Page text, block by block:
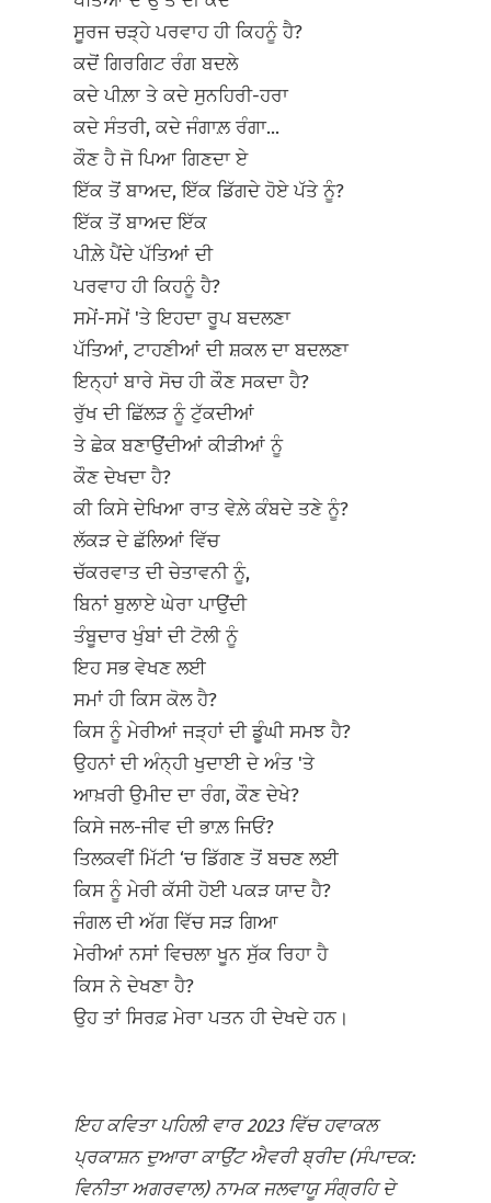
ਸੂਰਜ ਚੜ੍ਹੇ ਪਰਵਾਹ ਹੀ ਕਿਹਨੂੰ ਹੈ?
ਕਦੋਂ ਗਿਰਗਿਟ ਰੰਗ ਬਦਲੇ
ਕਦੇ ਪੀਲ਼ਾ ਤੇ ਕਦੇ ਸੁਨਹਿਰੀ-ਹਰਾ
ਕਦੇ ਸੰਤਰੀ, ਕਦੇ ਜੰਗਾਲ਼ ਰੰਗਾ...
ਕੌਣ ਹੈ ਜੋ ਪਿਆ ਗਿਣਦਾ ਏ
ਇੱਕ ਤੋਂ ਬਾਅਦ, ਇੱਕ ਡਿੱਗਦੇ ਹੋਏ ਪੱਤੇ ਨੂੰ?
ਇੱਕ ਤੋਂ ਬਾਅਦ ਇੱਕ
ਪੀਲ਼ੇ ਪੈਂਦੇ ਪੱਤਿਆਂ ਦੀ
ਪਰਵਾਹ ਹੀ ਕਿਹਨੂੰ ਹੈ?
ਸਮੇਂ-ਸਮੇਂ 'ਤੇ ਇਹਦਾ ਰੂਪ ਬਦਲਣਾ
ਪੱਤਿਆਂ, ਟਾਹਣੀਆਂ ਦੀ ਸ਼ਕਲ ਦਾ ਬਦਲਣਾ
ਇਨ੍ਹਾਂ ਬਾਰੇ ਸੋਚ ਹੀ ਕੌਣ ਸਕਦਾ ਹੈ?
ਰੁੱਖ ਦੀ ਛਿੱਲੜ ਨੂੰ ਟੁੱਕਦੀਆਂ
ਤੇ ਛੇਕ ਬਣਾਉਂਦੀਆਂ ਕੀੜੀਆਂ ਨੂੰ
ਕੌਣ ਦੇਖਦਾ ਹੈ?
ਕੀ ਕਿਸੇ ਦੇਖਿਆ ਰਾਤ ਵੇਲ਼ੇ ਕੰਬਦੇ ਤਣੇ ਨੂੰ?
ਲੱਕੜ ਦੇ ਛੱਲਿਆਂ ਵਿੱਚ
ਚੱਕਰਵਾਤ ਦੀ ਚੇਤਾਵਨੀ ਨੂੰ,
ਬਿਨਾਂ ਬੁਲਾਏ ਘੇਰਾ ਪਾਉਂਦੀ
ਤੰਬੂਦਾਰ ਖੁੰਬਾਂ ਦੀ ਟੋਲੀ ਨੂੰ
ਇਹ ਸਭ ਵੇਖਣ ਲਈ
ਸਮਾਂ ਹੀ ਕਿਸ ਕੋਲ ਹੈ?
ਕਿਸ ਨੂੰ ਮੇਰੀਆਂ ਜੜ੍ਹਾਂ ਦੀ ਡੂੰਘੀ ਸਮਝ ਹੈ?
ਉਹਨਾਂ ਦੀ ਅੰਨ੍ਹੀ ਖੁਦਾਈ ਦੇ ਅੰਤ 'ਤੇ
ਆਖ਼ਰੀ ਉਮੀਦ ਦਾ ਰੰਗ, ਕੌਣ ਦੇਖੇ?
ਕਿਸੇ ਜਲ-ਜੀਵ ਦੀ ਭਾਲ਼ ਜਿਓਂ?
ਤਿਲਕਵੀਂ ਮਿੱਟੀ ‘ਚ ਡਿੱਗਣ ਤੋਂ ਬਚਣ ਲਈ
ਕਿਸ ਨੂੰ ਮੇਰੀ ਕੱਸੀ ਹੋਈ ਪਕੜ ਯਾਦ ਹੈ?
ਜੰਗਲ ਦੀ ਅੱਗ ਵਿੱਚ ਸੜ ਗਿਆ
ਮੇਰੀਆਂ ਨਸਾਂ ਵਿਚਲਾ ਖੂਨ ਸੁੱਕ ਰਿਹਾ ਹੈ
ਕਿਸ ਨੇ ਦੇਖਣਾ ਹੈ?
ਉਹ ਤਾਂ ਸਿਰਫ਼ ਮੇਰਾ ਪਤਨ ਹੀ ਦੇਖਦੇ ਹਨ।
ਇਹ ਕਵਿਤਾ ਪਹਿਲੀ ਵਾਰ 2023 ਵਿੱਚ ਹਵਾਕਲ
ਪ੍ਰਕਾਸ਼ਨ ਦੁਆਰਾ ਕਾਉਂਟ ਐਵਰੀ ਬ੍ਰੀਦ (ਸੰਪਾਦਕ:
ਵਿਨੀਤਾ ਅਗਰਵਾਲ) ਨਾਮਕ ਜਲਵਾਯੂ ਸੰਗ੍ਰਹਿ ਦੇ